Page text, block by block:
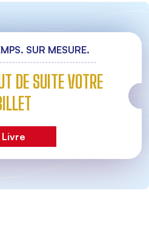
SUR MESURE.
DE SUITE VOTRE
Livre